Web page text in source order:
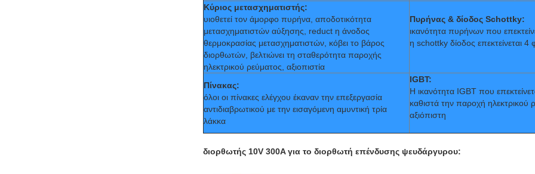
Κύριος μετασχηματιστής:
υιοθετεί τον άμορφο πυρήνα, αποδοτικότητα
μετασχηματιστών αύξησης, reduct η άνοδος
θερμοκρασίας μετασχηματιστών, κόβει το βάρος
διορθωτών, βελτιώνει τη σταθερότητα παροχής
ηλεκτρικού ρεύματος, αξιοπιστία
Πυρήνας & δίοδος Schottky:
ικανότητα πυρήνων που
η schottky δίοδος επεκτείνεται 4
Πίνακας:
όλοι οι πίνακες ελέγχου έκαναν την επεξεργασία
αντιδιαβρωτικού με την εισαγόμενη αμυντική τρία
λάκκα
IGBT:
Η ικανότητα IGBT που
καθιστά την παροχή ηλεκτρικού
αξιόπιστη
διορθωτής 10V 300A για το διορθωτή επένδυσης ψευδάργυρου: